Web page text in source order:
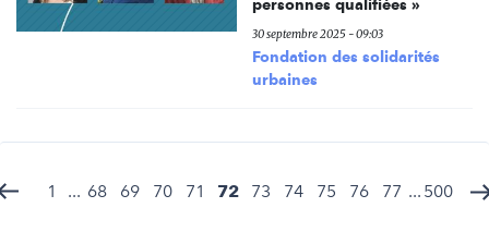
personnes qualifiées »
30 septembre 2025 - 09:03
Fondation des solidarités
urbaines
1 ... 68 69 70 71 72 73 74 75 76 77 ... 500